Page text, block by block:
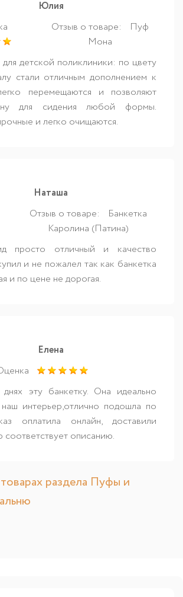
Юлия
Отзыв о товаре:
Пуф
Мона
детской поликлиники: по цвету
стали отличным дополнением к
перемещаются и позволяют
для сидения любой формы.
и легко очищаются.
Наташа
Отзыв о товаре:
Банкетка
Каролина (Патина)
просто отличный и качество
и не пожалел так как банкетка
и по цене не дорогая.
Елена
днях эту банкетку. Она идеально
интерьер,отлично подошла по
оплатила онлайн, доставили
соответствует описанию.
раздела Пуфы и